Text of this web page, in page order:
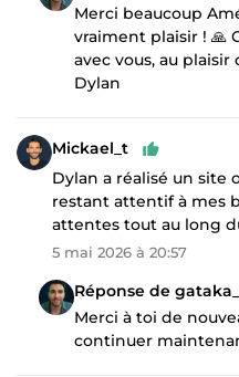
Merci beaucoup
vraiment plaisir ! 🙏
avec vous, au
Dylan
Mickael_t
Dylan a réalisé un site
restant attentif à mes
attentes tout au long
5 mai 2026 à 20:57
Réponse de
Merci à toi de
continuer